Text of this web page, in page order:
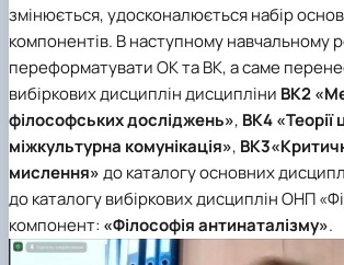
змінюється, удосконалюється набір
компонентів. В наступному навчальному
переформатувати ОК та ВК, а саме
вибіркових дисциплін дисципліни ВК2
філософських досліджень», ВК4 «Теорії
міжкультурна комунікація»,
мислення»до каталогу основних
до каталогу вибіркових дисциплін ОНП
компонент: «Філософія антинаталізму».